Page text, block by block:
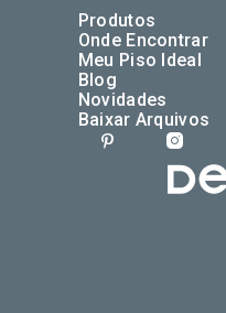
Produtos
Onde Encontrar
Meu Piso Ideal
Blog
Novidades
Baixar Arquivos